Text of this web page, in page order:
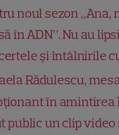
noul sezon „Ana,
în ADN”. Nu au
și întâlnirile
Rădulescu,
în amintirea
public un clip video